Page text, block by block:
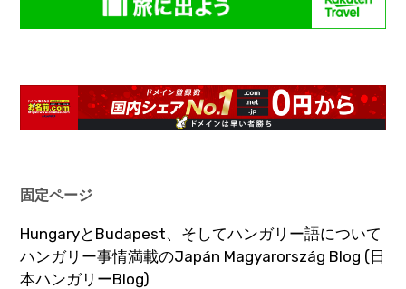
固定ページ
HungaryとBudapest、そしてハンガリー語について
ハンガリー事情満載のJapán Magyarország Blog (日
本ハンガリーBlog)